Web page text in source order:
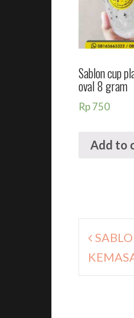
Sablon cup
oval 8 gram
Rp750
Add to
pos